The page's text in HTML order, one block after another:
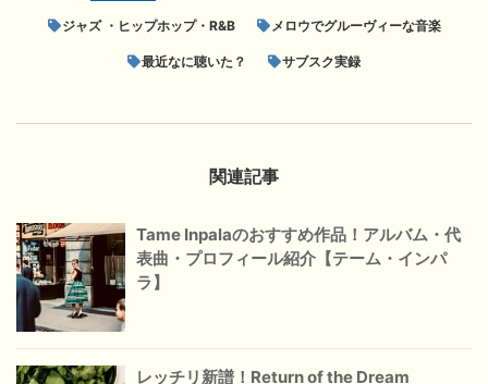
ジャズ ・ヒップホップ・R&B メロウでグルーヴィーな音楽
最近なに聴いた？ サブスク実録
関連記事
Tame Inpalaのおすすめ作品！アルバム・代
表曲・プロフィール紹介【テーム・インパ
ラ】
レッチリ新譜！Return of the Dream